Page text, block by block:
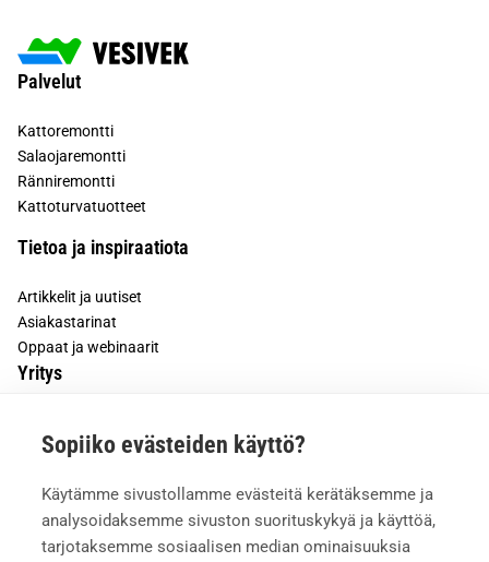
Sopiiko evästeiden käyttö?
Käytämme sivustollamme evästeitä kerätäksemme ja
analysoidaksemme sivuston suorituskykyä ja käyttöä,
tarjotaksemme sosiaalisen median ominaisuuksia
Palvelut
Kattoremontti
Salaojaremontti
Ränniremontti
Kattoturvatuotteet
Tietoa ja inspiraatiota
Artikkelit ja uutiset
Asiakastarinat
Oppaat ja webinaarit
Yritys
Asiakkaiden kokemuksia
Yhteystiedot
Mediapankki